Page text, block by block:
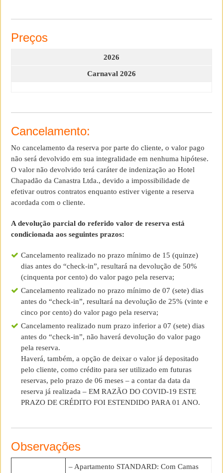
Preços
2026
Carnaval 2026
Cancelamento:
No cancelamento da reserva por parte do cliente, o valor pago
não será devolvido em sua integralidade em nenhuma hipótese.
O valor não devolvido terá caráter de indenização ao Hotel
Chapadão da Canastra Ltda., devido a impossibilidade de
efetivar outros contratos enquanto estiver vigente a reserva
acordada com o cliente.
A devolução parcial do referido valor de reserva está
condicionada aos seguintes prazos:
Cancelamento realizado no prazo mínimo de 15 (quinze)
dias antes do “check-in”, resultará na devolução de 50%
(cinquenta por cento) do valor pago pela reserva;
Cancelamento realizado no prazo mínimo de 07 (sete) dias
antes do “check-in”, resultará na devolução de 25% (vinte e
cinco por cento) do valor pago pela reserva;
Cancelamento realizado num prazo inferior a 07 (sete) dias
antes do “check-in”, não haverá devolução do valor pago
pela reserva.
Haverá, também, a opção de deixar o valor já depositado
pelo cliente, como crédito para ser utilizado em futuras
reservas, pelo prazo de 06 meses – a contar da data da
reserva já realizada – EM RAZÃO DO COVID-19 ESTE
PRAZO DE CRÉDITO FOI ESTENDIDO PARA 01 ANO.
Observações
– Apartamento STANDARD: Com Camas